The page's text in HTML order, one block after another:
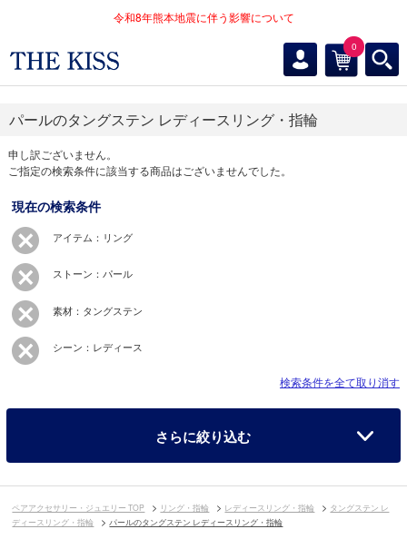
令和8年熊本地震に伴う影響について
0
パールのタングステン レディースリング・指輪
申し訳ございません。
ご指定の検索条件に該当する商品はございませんでした。
現在の検索条件
アイテム：リング
ストーン：パール
素材：タングステン
シーン：レディース
検索条件を全て取り消す
さらに絞り込む
ペアアクセサリー・ジュエリー TOP リング・指輪 レディースリング・指輪
タングステン レ
ディースリング・指輪
パールのタングステン レディースリング・指輪